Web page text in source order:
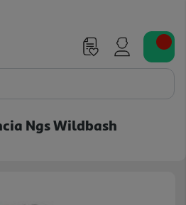
Ngs Wildbash